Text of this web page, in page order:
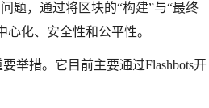
题，通过将区块的“构建”与“最终
化、安全性和公平性。
举措。它目前主要通过Flashbots开